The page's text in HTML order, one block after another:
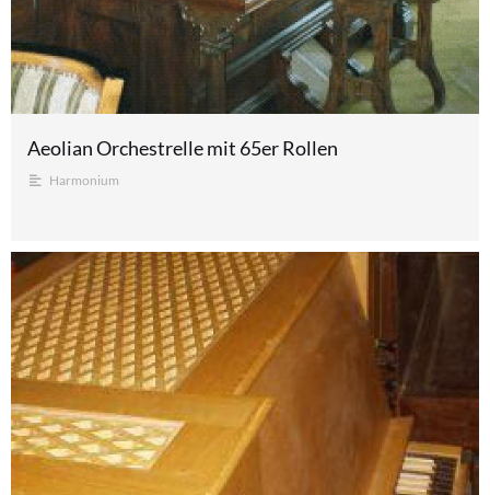
Aeolian Orchestrelle mit 65er Rollen
Harmonium